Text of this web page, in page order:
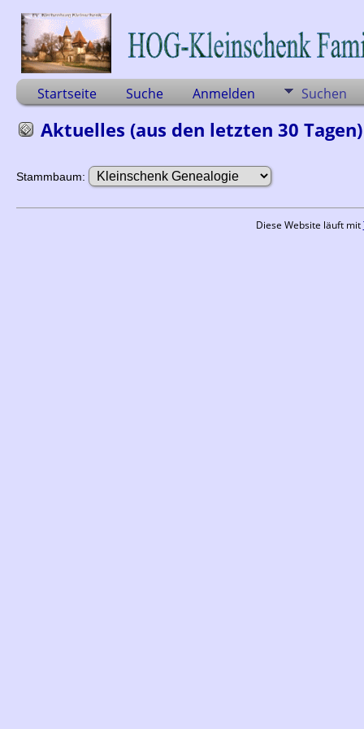
Startseite Suche Anmelden Suchen
Aktuelles (aus den letzten 30 Tagen)
Stammbaum:
Diese Website läuft mit